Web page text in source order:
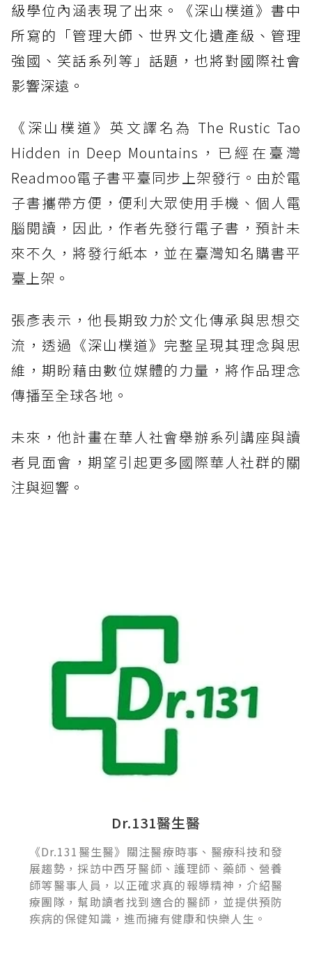
級學位內涵表現了出來。《深山樸道》書中
所寫的「管理大師、世界文化遺產級、管理
強國、笑話系列等」話題，也將對國際社會
影響深遠。
《深山樸道》 英文譯名為 The Rustic Tao
Hidden in Deep Mountains，已經在臺灣
Readmoo電子書平臺同步上架發行。由於電
子書攜帶方便，便利大眾使用手機、個人電
腦閱讀，因此，作者先發行電子書，預計未
來不久，將發行紙本，並在臺灣知名購書平
臺上架。
張彥表示，他長期致力於文化傳承與思想交
流，透過 《深山樸道》 完整呈現其理念與思
維，期盼藉由數位媒體的力量，將作品理念
傳播至全球各地。
未來，他計畫在華人社會舉辦系列講座與讀
者見面會，期望引起更多國際華人社群的關
注與迴響。
Dr.131醫生醫
《Dr.131醫生醫》關注醫療時事、醫療科技和發
展趨勢，採訪中西牙醫師、護理師、藥師、營養
師等醫事人員，以正確求真的報導精神，介紹醫
療團隊，幫助讀者找到適合的醫師，並提供預防
疾病的保健知識，進而擁有健康和快樂人生。